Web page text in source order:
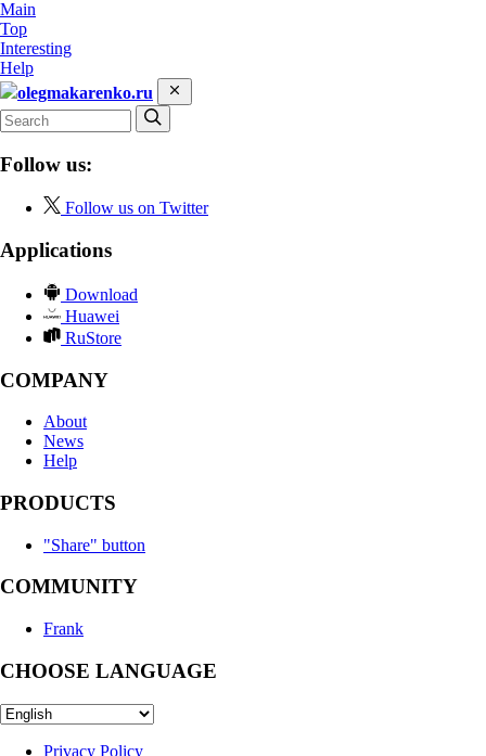
Main
Top
Interesting
Help
olegmakarenko.ru
Follow us:
Follow us on Twitter
Applications
Download
Huawei
RuStore
COMPANY
About
News
Help
PRODUCTS
"Share" button
COMMUNITY
Frank
CHOOSE LANGUAGE
Privacy Policy